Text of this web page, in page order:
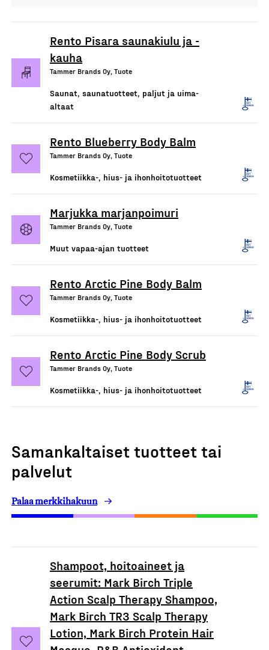
Rento Pisara saunakiulu ja -
kauha
Tammer Brands Oy, Tuote
Saunat, saunatuotteet, paljut ja uima-
altaat
Rento Blueberry Body Balm
Tammer Brands Oy, Tuote
Kosmetiikka-, hius- ja ihonhoitotuotteet
Marjukka marjanpoimuri
Tammer Brands Oy, Tuote
Muut vapaa-ajan tuotteet
Rento Arctic Pine Body Balm
Tammer Brands Oy, Tuote
Kosmetiikka-, hius- ja ihonhoitotuotteet
Rento Arctic Pine Body Scrub
Tammer Brands Oy, Tuote
Kosmetiikka-, hius- ja ihonhoitotuotteet
Samankaltaiset tuotteet tai
palvelut
Palaa merkkihakuun
Shampoot, hoitoaineet ja
seerumit: Mark Birch Triple
Action Scalp Therapy Shampoo,
Mark Birch TR3 Scalp Therapy
Lotion, Mark Birch Protein Hair